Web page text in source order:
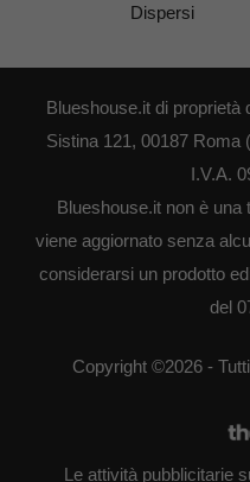
Dispersi
Blueshouse.it di proprietà
Sistina 121, 00187 Roma
I.V.A.
Blueshouse.it non è una
viene aggiornato senza
considerarsi un prodotto
del
Copyright ©2026 -
Le attività pubblicitarie